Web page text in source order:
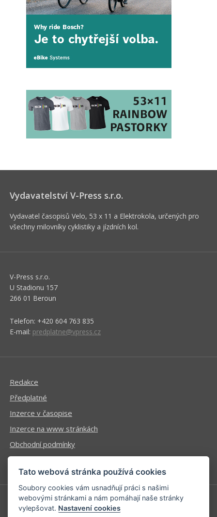
Vydavatelství V-Press s.r.o.
Vydavatel časopisů Velo, 53 x 11 a Elektrokola, určených pro
všechny milovníky cyklistiky a jízdních kol.
V-Press s.r.o.
U Stadionu 157
266 01 Beroun
Telefon: +420 604 763 835
E-mail: predplatne@vpress.cz
Redakce
Předplatné
Inzerce v časopise
Inzerce na www stránkách
Obchodní podmínky
Ochrana osobních údajů
Příhlášení | Registrace
Tato webová stránka používá cookies
Soubory cookies vám usnadňují práci s našimi
webovými stránkami a nám pomáhají naše stránky
vylepšovat. Nastavení cookies